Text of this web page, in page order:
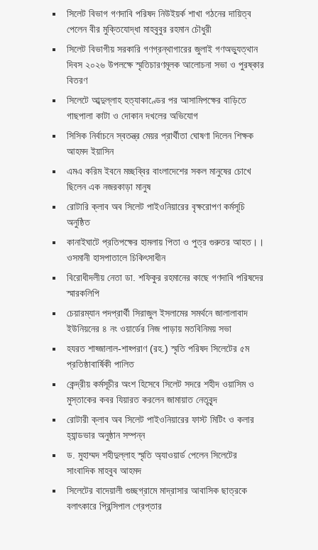
সিলেট বিভাগ গণদাবি পরিষদ নিউইয়র্ক শাখা গঠনের দায়িত্ব
পেলেন বীর মুক্তিযোদ্ধা মাহবুবুর রহমান চৌধুরী ‎ ‎
সিলেট বিভাগীয় সরকারি গণগ্রন্থাগারের জুলাই গণঅভ্যুত্থান
দিবস ২০২৬ উপলক্ষে স্মৃতিচারণমূলক আলোচনা সভা ও পুরষ্কার
বিতরণ ‎ ‎
সিলেটে আব্দুল্লাহ হত্যাকাণ্ডের পর আসামিপক্ষের বাড়িতে
গাছপালা কাটা ও দোকান দখলের অভিযোগ
সিসিক নির্বাচনে স্বতন্ত্র মেয়র প্রার্থীতা ঘোষণা দিলেন শিক্ষক
আহমদ ইয়াসিন
এমএ করিম ইবনে মচ্ছব্বির বাংলাদেশের সকল মানুষের চোখে
ছিলেন এক নজরকাড়া মানুষ ‎
রোটারি ক্লাব অব সিলেট পাইওনিয়ারের বৃক্ষরোপণ কর্মসূচি
অনুষ্ঠিত
কানাইঘাটে প্রতিপক্ষের হামলায় পিতা ও পুত্র গুরুতর আহত।।
ওসমানী হাসপাতালে চিকিৎসাধীন
বিরোধীদলীয় নেতা ডা. শফিকুর রহমানের কাছে গণদাবি পরিষদের
স্মারকলিপি ‎
চেয়ারম্যান পদপ্রার্থী সিরাজুল ইসলামের সমর্থনে জালালাবাদ
ইউনিয়নের ৪ নং ওয়ার্ডের নিজ পাড়ায় মতবিনিময় সভা
হযরত শাহ্জালাল-শাহ্পরাণ (রহ.) স্মৃতি পরিষদ সিলেটের ৫ম
প্রতিষ্ঠাবার্ষিকী পালিত ‎​
কেন্দ্রীয় কর্মসূচীর অংশ হিসেবে সিলেট সদরে শহীদ ওয়াসিম ও
মুস্তাকের কবর যিয়ারত করলেন জামায়াত নেতৃবৃন্দ ‎
রোটারী ক্লাব অব সিলেট পাইওনিয়ারের ফাস্ট মিটিং ও কলার
হ্যান্ডভার অনুষ্ঠান সম্পন্ন
ড. মুহাম্মদ শহীদুল্লাহ স্মৃতি অ্যাওয়ার্ড পেলেন সিলেটের
সাংবাদিক মাহবুব আহমদ
সিলেটের বাদেয়ালী গুচ্ছগ্রামে মাদ্রাসার আবাসিক ছাত্রকে
বলাৎকারে প্রিন্সিপাল গ্রেপ্তার ‎